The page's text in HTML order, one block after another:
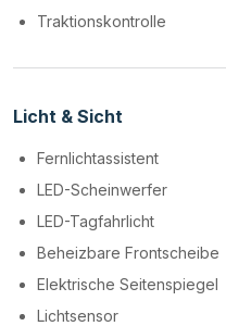
Traktionskontrolle
Licht & Sicht
Fernlichtassistent
LED-Scheinwerfer
LED-Tagfahrlicht
Beheizbare Frontscheibe
Elektrische Seitenspiegel
Lichtsensor